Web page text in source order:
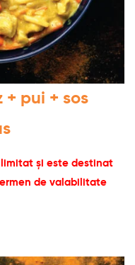
+ pui + sos
și este destinat
de valabilitate